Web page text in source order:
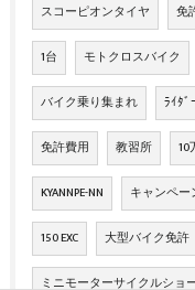
スコーピオンタイヤ 免
1台 モトクロスバイク
バイク乗り集まれ ﾗｲﾀﾞｰ
免許費用 教習所 10
KYANNPE-NN キャンペー
150 EXC 大型バイク免許
ミニモーターサイクルショ